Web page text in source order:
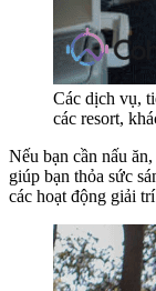
Các dịch vụ,
các resort,
Nếu bạn cần nấu
giúp bạn thỏa sức
các hoạt động giải